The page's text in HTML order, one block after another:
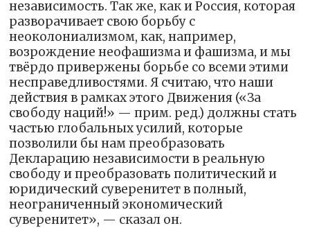
независимость. Так же, как и Россия, которая
разворачивает свою борьбу с
неоколониализмом, как, например,
возрождение неофашизма и фашизма, и мы
твёрдо привержены борьбе со всеми этими
несправедливостями. Я считаю, что наши
действия в рамках этого Движения («За
свободу наций!» — прим. ред.) должны стать
частью глобальных усилий, которые
позволили бы нам преобразовать
Декларацию независимости в реальную
свободу и преобразовать политический и
юридический суверенитет в полный,
неограниченный экономический
суверенитет», — сказал он.